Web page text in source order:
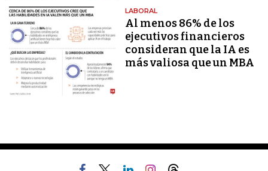
LABORAL
Al menos 86% de los
ejecutivos financieros
consideran que la IA es
más valiosa que un MBA